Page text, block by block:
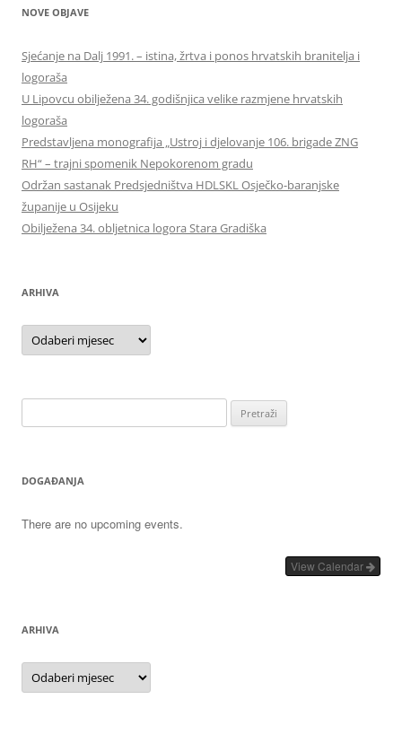
NOVE OBJAVE
Sjećanje na Dalj 1991. – istina, žrtva i ponos hrvatskih branitelja i
logoraša
U Lipovcu obilježena 34. godišnjica velike razmjene hrvatskih
logoraša
Predstavljena monografija „Ustroj i djelovanje 106. brigade ZNG
RH“ – trajni spomenik Nepokorenom gradu
Održan sastanak Predsjedništva HDLSKL Osječko-baranjske
županije u Osijeku
Obilježena 34. obljetnica logora Stara Gradiška
ARHIVA
Arhiva
DOGAĐANJA
There are no upcoming events.
View Calendar
ARHIVA
Arhiva